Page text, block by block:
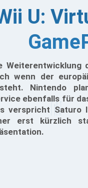
U:
wenn der
Nintendo
ebenfalls für
verspricht Saturo
erst kürzlich